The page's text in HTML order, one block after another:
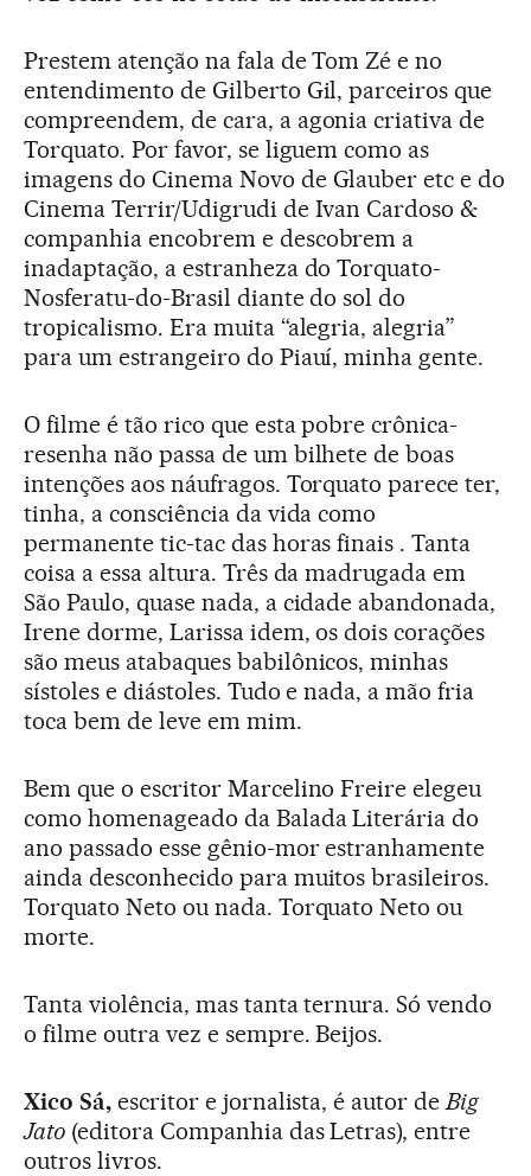
Prestem atenção na fala de Tom Zé e no
entendimento de Gilberto Gil, parceiros que
compreendem, de cara, a agonia criativa de
Torquato. Por favor, se liguem como as
imagens do Cinema Novo de Glauber etc e do
Cinema Terrir/Udigrudi de Ivan Cardoso &
companhia encobrem e descobrem a
inadaptação, a estranheza do Torquato-
Nosferatu-do-Brasil diante do sol do
tropicalismo. Era muita “alegria, alegria”
para um estrangeiro do Piauí, minha gente.
O filme é tão rico que esta pobre crônica-
resenha não passa de um bilhete de boas
intenções aos náufragos. Torquato parece ter,
tinha, a consciência da vida como
permanente tic-tac das horas finais . Tanta
coisa a essa altura. Três da madrugada em
São Paulo, quase nada, a cidade abandonada,
Irene dorme, Larissa idem, os dois corações
são meus atabaques babilônicos, minhas
sístoles e diástoles. Tudo e nada, a mão fria
toca bem de leve em mim.
Bem que o escritor Marcelino Freire elegeu
como homenageado da Balada Literária do
ano passado esse gênio-mor estranhamente
ainda desconhecido para muitos brasileiros.
Torquato Neto ou nada. Torquato Neto ou
morte.
Tanta violência, mas tanta ternura. Só vendo
o filme outra vez e sempre. Beijos.
Xico Sá,escritor e jornalista, é autor deBig
Jato(editora Companhia das Letras), entre
outros livros.